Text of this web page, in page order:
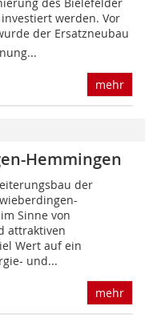
des Bielefelder
werden. Vor
der Ersatzneubau
mehr
Hemmingen
der
Sinne von
attraktiven
Wert auf ein
und...
mehr